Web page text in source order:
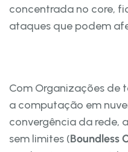
concentrada no core,
ataques que podem
Com Organizações de
a computação em
convergência da rede,
sem limites (Boundless